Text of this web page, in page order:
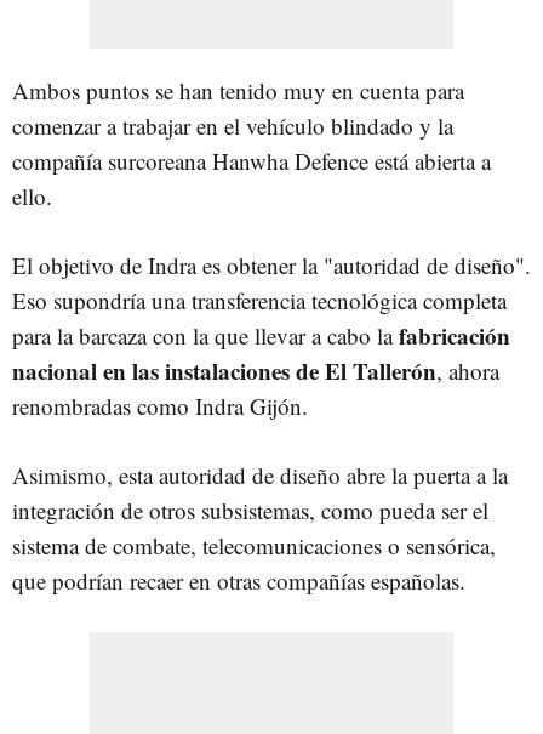
Ambos puntos se han tenido muy en cuenta para
comenzar a trabajar en el vehículo blindado y la
compañía surcoreana Hanwha Defence está abierta a
ello.
El objetivo de Indra es obtener la "autoridad de diseño".
Eso supondría una transferencia tecnológica completa
para la barcaza con la que llevar a cabo lafabricación
nacional en las instalaciones de El Tallerón, ahora
renombradas como Indra Gijón.
Asimismo, esta autoridad de diseño abre la puerta a la
integración de otros subsistemas, como pueda ser el
sistema de combate, telecomunicaciones o sensórica,
que podrían recaer en otras compañías españolas.